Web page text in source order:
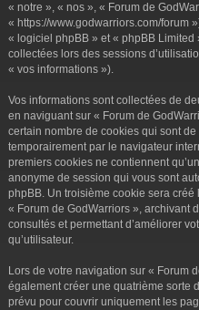
« notre », « nos », « Forum de
« https://www.godwarriors.com/forum
« logiciel phpBB » et « phpBB
collectées lors des sessions
« vos informations »).
Vos informations sont collectées de
en naviguant sur « Forum de
certain nombre de cookies qui sont
temporairement par le navigateur
premiers cookies ne contiennent
anonyme de session qui vous sont
phpBB. Un troisième cookie sera
« Forum de GodWarriors », archivant
consultés et permettant d’améliorer
qu’utilisateur.
Lors de votre navigation sur « Forum
également créer une quatrième sorte
prévu pour couvrir uniquement les